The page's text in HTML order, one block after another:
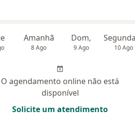
Amanhã
8 Ago
Dom,
9 Ago 10 Ago
O agendamento online não está
disponível
Solicite um atendimento